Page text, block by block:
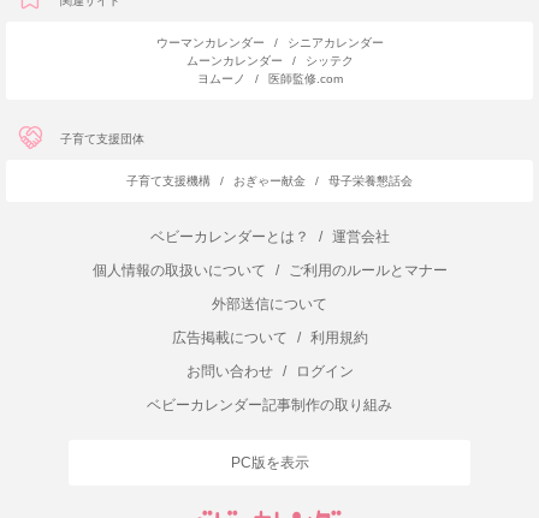
ウーマンカレンダー /
シニアカレンダー
ムーンカレンダー
/
シッテク
ヨムーノ
/ 医師監修.com
子育て支援団体
子育て支援機構 / おぎゃー献金 / 母子栄養懇話会
ベビーカレンダーとは？ /
運営会社
個人情報の取扱いについて
/
ご利用のルールとマナー
外部送信について
広告掲載について
/
利用規約
お問い合わせ
/
ログイン
ベビーカレンダー記事制作の取り組み
PC版を表示